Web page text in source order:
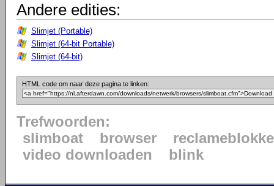
Andere edities:
Slimjet (Portable)
Slimjet (64-bit Portable)
Slimjet (64-bit)
HTML code om naar deze pagina te linken:
Trefwoorden:
slimboat
browser
video downloaden
blink